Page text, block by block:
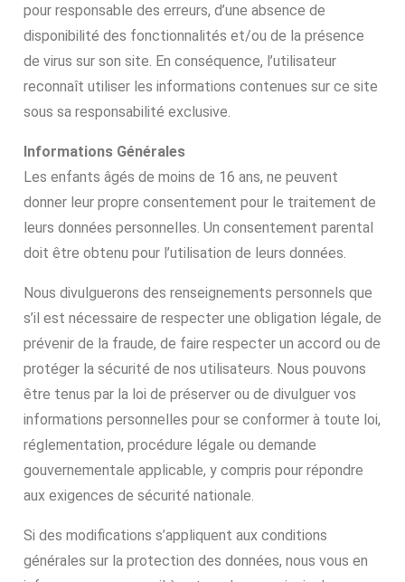
pour responsable des erreurs, d’une absence de
disponibilité des fonctionnalités et/ou de la présence
de virus sur son site. En conséquence, l’utilisateur
reconnaît utiliser les informations contenues sur ce site
sous sa responsabilité exclusive.
Informations Générales
Les enfants âgés de moins de 16 ans, ne peuvent
donner leur propre consentement pour le traitement de
leurs données personnelles. Un consentement parental
doit être obtenu pour l’utilisation de leurs données.
Nous divulguerons des renseignements personnels que
s’il est nécessaire de respecter une obligation légale, de
prévenir de la fraude, de faire respecter un accord ou de
protéger la sécurité de nos utilisateurs. Nous pouvons
être tenus par la loi de préserver ou de divulguer vos
informations personnelles pour se conformer à toute loi,
réglementation, procédure légale ou demande
gouvernementale applicable, y compris pour répondre
aux exigences de sécurité nationale.
Si des modifications s’appliquent aux conditions
générales sur la protection des données, nous vous en